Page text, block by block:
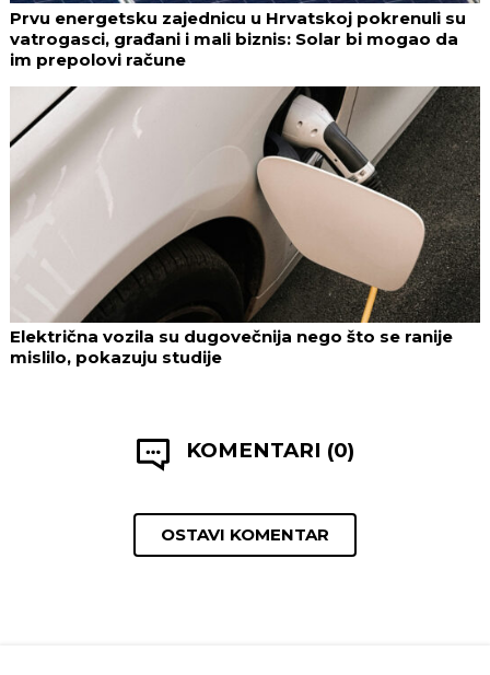
Prvu energetsku zajednicu u Hrvatskoj pokrenuli su
vatrogasci, građani i mali biznis: Solar bi mogao da
im prepolovi račune
Električna vozila su dugovečnija nego što se ranije
mislilo, pokazuju studije
KOMENTARI (0)
OSTAVI KOMENTAR